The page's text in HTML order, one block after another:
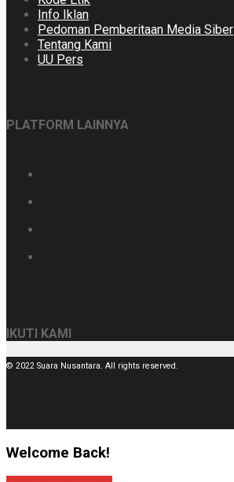
Info Iklan
Pedoman Pemberitaan Media Siber
Tentang Kami
UU Pers
PLATFORM LAINNYA
IKUTI KAMI
© 2022 Suara Nusantara. All rights reserved.
Welcome Back!